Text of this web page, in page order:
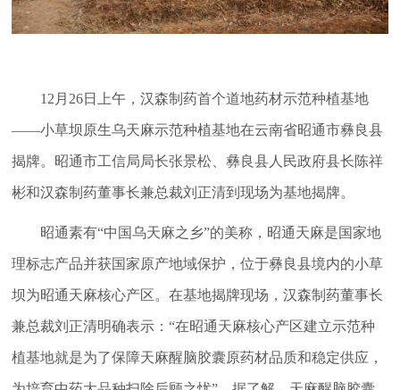
12月26日上午，汉森制药首个道地药材示范种植基地
——小草坝原生乌天麻示范种植基地在云南省昭通市彝良县
揭牌。昭通市工信局局长张景松、彝良县人民政府县长陈祥
彬和汉森制药董事长兼总裁刘正清到现场为基地揭牌。
昭通素有“中国乌天麻之乡”的美称，昭通天麻是国家地
理标志产品并获国家原产地域保护，位于彝良县境内的小草
坝为昭通天麻核心产区。在基地揭牌现场，汉森制药董事长
兼总裁刘正清明确表示：“在昭通天麻核心产区建立示范种
植基地就是为了保障天麻醒脑胶囊原药材品质和稳定供应，